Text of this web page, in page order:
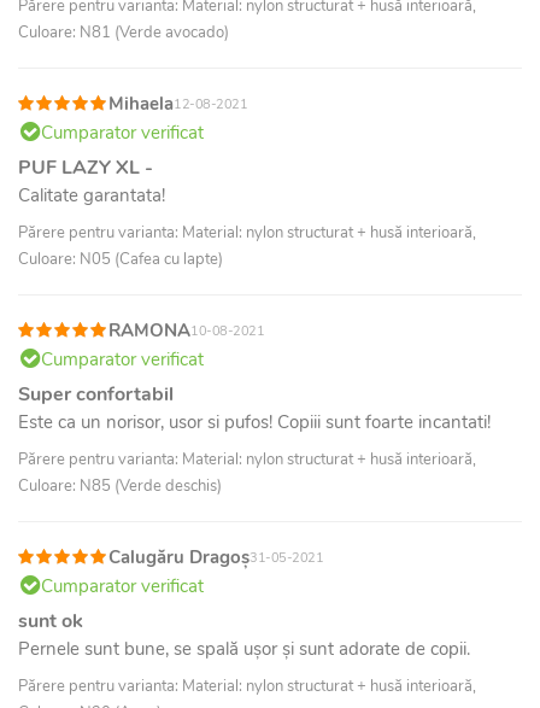
Părere pentru varianta: Material: nylon structurat + husă interioară,
Culoare: N81 (Verde avocado)
Mihaela12-08-2021
Cumparator verificat
PUF LAZY XL -
Calitate garantata!
Părere pentru varianta: Material: nylon structurat + husă interioară,
Culoare: N05 (Cafea cu lapte)
RAMONA10-08-2021
Cumparator verificat
Super confortabil
Este ca un norisor, usor si pufos! Copiii sunt foarte incantati!
Părere pentru varianta: Material: nylon structurat + husă interioară,
Culoare: N85 (Verde deschis)
Calugăru Dragoș31-05-2021
Cumparator verificat
sunt ok
Pernele sunt bune, se spală ușor și sunt adorate de copii.
Părere pentru varianta: Material: nylon structurat + husă interioară,